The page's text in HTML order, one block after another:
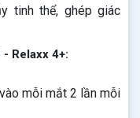
tinh thể, ghép giác
Relaxx 4+:
mỗi mắt 2 lần mỗi